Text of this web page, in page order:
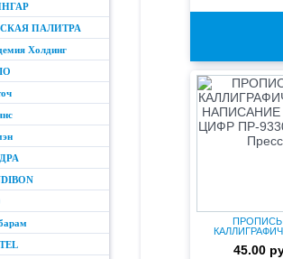
ПАЛИТРА
Холдинг
ПРОПИСЬ
45.00